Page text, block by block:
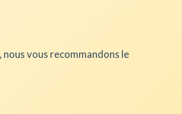
vous recommandons le